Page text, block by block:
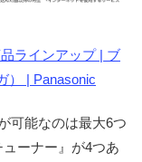
ラインアップ | ブ
） | Panasonic
可能なのは最大6つ
ーナー』が4つあ